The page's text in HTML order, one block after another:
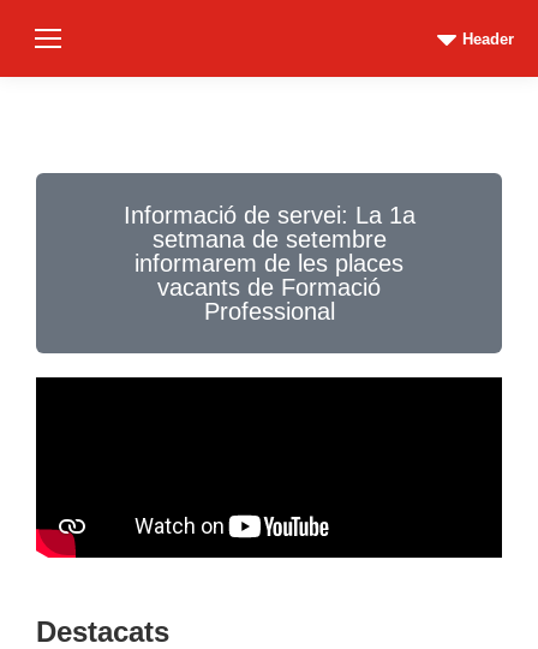
Header
Informació de servei: La 1a
setmana de setembre
informarem de les places
vacants de Formació
Professional
Destacats